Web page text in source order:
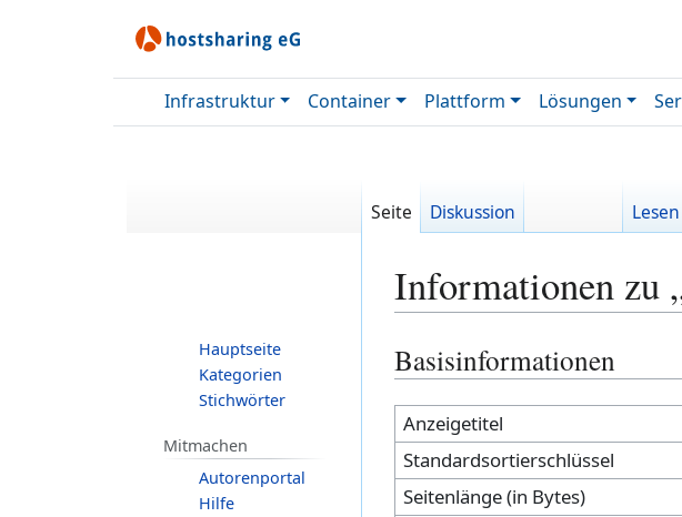
Infrastruktur Container Plattform Lösungen
Informationen zu
Zur
Navigation
springen
Zur
Suche
springen
Basisinformationen
Anzeigetitel
Standardsortierschlüssel
Seitenlänge (in Bytes)
Seite Diskussion Lesen
Hauptseite
Kategorien
Stichwörter
Mitmachen
Autorenportal
Hilfe